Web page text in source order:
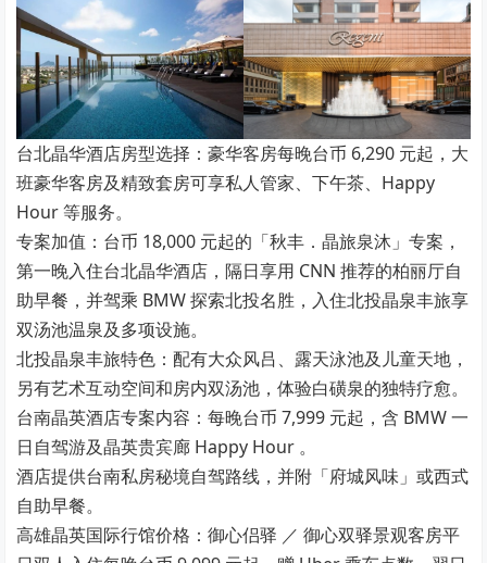
台北晶华酒店房型选择：豪华客房每晚台币 6,290 元起，大
班豪华客房及精致套房可享私人管家、下午茶、Happy
Hour 等服务。
专案加值：台币 18,000 元起的「秋丰．晶旅泉沐」专案，
第一晚入住台北晶华酒店，隔日享用 CNN 推荐的柏丽厅自
助早餐，并驾乘 BMW 探索北投名胜，入住北投晶泉丰旅享
双汤池温泉及多项设施。
北投晶泉丰旅特色：配有大众风吕、露天泳池及儿童天地，
另有艺术互动空间和房内双汤池，体验白磺泉的独特疗愈。
台南晶英酒店专案内容：每晚台币 7,999 元起，含 BMW 一
日自驾游及晶英贵宾廊 Happy Hour 。
酒店提供台南私房秘境自驾路线，并附「府城风味」或西式
自助早餐。
高雄晶英国际行馆价格：御心侣驿 ／ 御心双驿景观客房平